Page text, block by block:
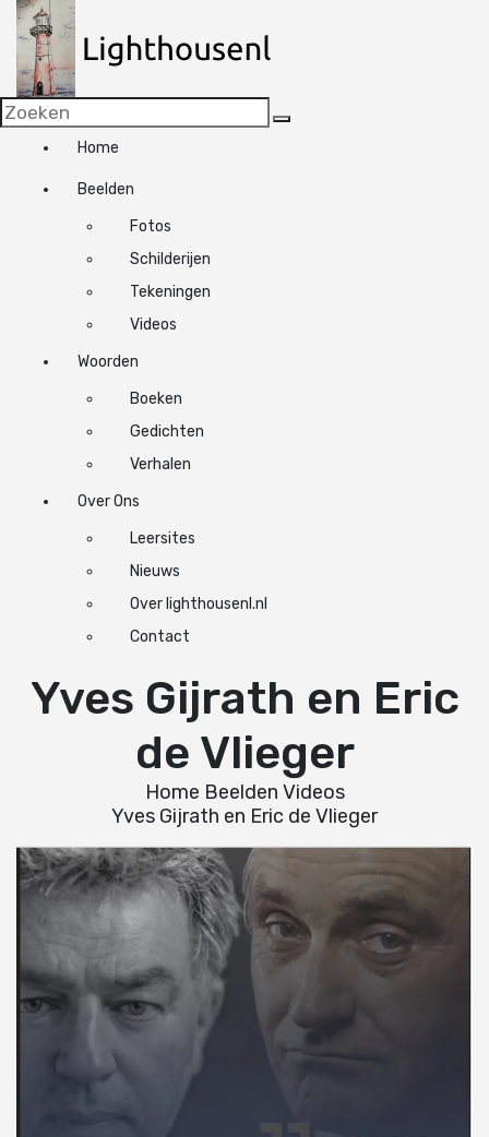
d
e
Home
Beelden
Fotos
Schilderijen
Tekeningen
Videos
Woorden
Boeken
Gedichten
Verhalen
Over Ons
Leersites
Nieuws
Over lighthousenl.nl
Contact
Yves Gijrath en Eric
de Vlieger
Home Beelden Videos
Yves Gijrath en Eric de Vlieger